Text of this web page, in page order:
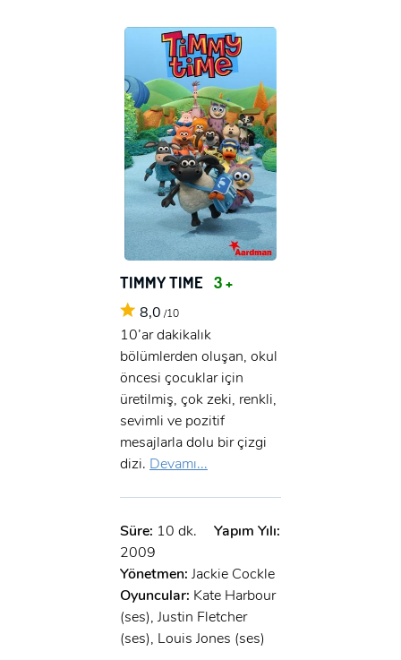
TIMMY TIME 3 +
8,0 /10
10’ar dakikalık
bölümlerden oluşan, okul
öncesi çocuklar için
üretilmiş, çok zeki, renkli,
sevimli ve pozitif
mesajlarla dolu bir çizgi
dizi. Devamı...
Süre: 10 dk.
Yapım Yılı:
2009
Yönetmen: Jackie Cockle
Oyuncular: Kate Harbour
(ses), Justin Fletcher
(ses), Louis Jones (ses)